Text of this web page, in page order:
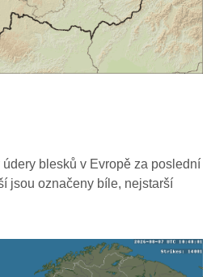
blesků v Evropě za poslední
jsou označeny bíle, nejstarší